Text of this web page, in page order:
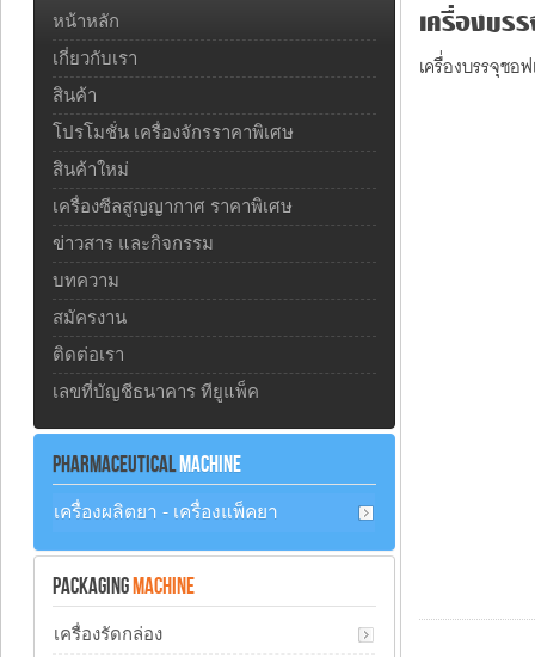
เครื่องบรร
เครื่องบรรจุซอฟ
หน้าหลัก
เกี่ยวกับเรา
สินค้า
โปรโมชั่น เครื่องจักรราคาพิเศษ
สินค้าใหม่
เครื่องซีลสูญญากาศ ราคาพิเศษ
ข่าวสาร และกิจกรรม
บทความ
สมัครงาน
ติดต่อเรา
เลขที่บัญชีธนาคาร ทียูแพ็ค
PHARMACEUTICALMACHINE
เครื่องผลิตยา - เครื่องแพ็คยา
PACKAGING MACHINE
เครื่องรัดกล่อง